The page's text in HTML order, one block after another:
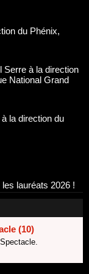
National Grand
la direction du
lauréats 2026 !
Théâtre 2026
à la
(10)